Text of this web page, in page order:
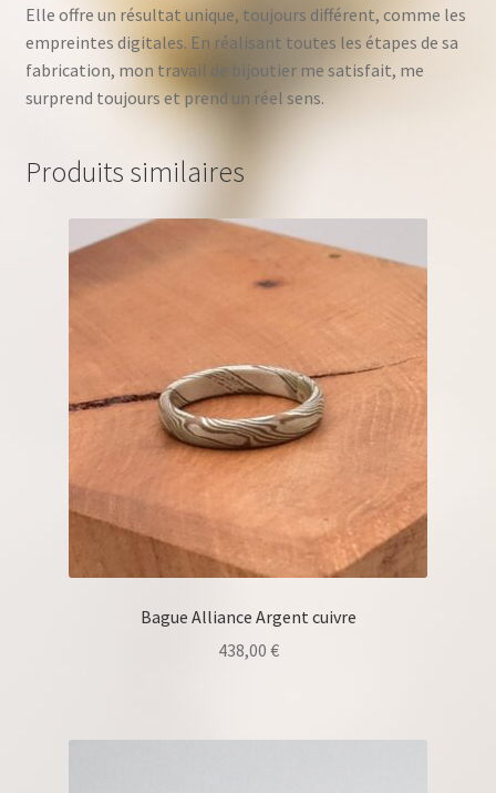
Elle offre un résultat unique, toujours différent, comme les
empreintes digitales. En réalisant toutes les étapes de sa
fabrication, mon travail de bijoutier me satisfait, me
surprend toujours et prend un réel sens.
Produits similaires
Bague Alliance Argent cuivre
438,00 €